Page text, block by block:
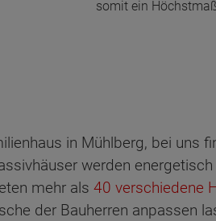
somit ein
in Mühlberg, bei uns
werden
mehr als 40 verschiedene
der Bauherren anpassen